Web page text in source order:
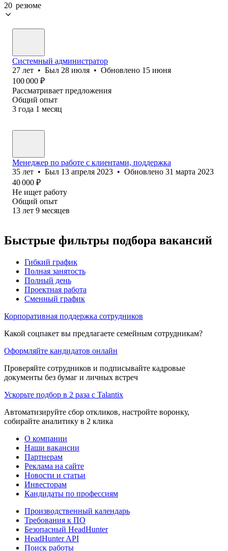
20 резюме
Системный администратор
27 лет • Был 28 июля • Обновлено 15 июня
100 000 ₽
Рассматривает предложения
Общий опыт
3 года 1 месяц
Менеджер по работе с клиентами, поддержка
35 лет • Был 13 апреля 2023 • Обновлено 31 марта 2023
40 000 ₽
Не ищет работу
Общий опыт
13 лет 9 месяцев
Быстрые фильтры подбора вакансий
Гибкий график
Полная занятость
Полный день
Проектная работа
Сменный график
Корпоративная поддержка сотрудников
Какой соцпакет вы предлагаете семейным сотрудникам?
Оформляйте кандидатов онлайн
Проверяйте сотрудников и подписывайте кадровые
документы без бумаг и личных встреч
Ускорьте подбор в 2 раза с Talantix
Автоматизируйте сбор откликов, настройте воронку,
собирайте аналитику в 2 клика
О компании
Наши вакансии
Партнерам
Реклама на сайте
Новости и статьи
Инвесторам
Кандидаты по профессиям
Производственный календарь
Требования к ПО
Безопасный HeadHunter
HeadHunter API
Поиск работы